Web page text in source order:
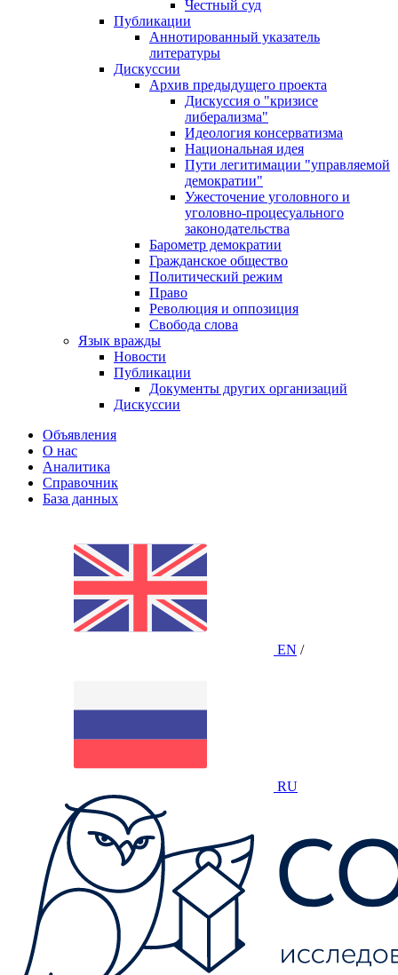
Честный суд
Публикации
Аннотированный указатель
литературы
Дискуссии
Архив предыдущего проекта
Дискуссия о "кризисе
либерализма"
Идеология консерватизма
Национальная идея
Пути легитимации "управляемой
демократии"
Ужесточение уголовного и
уголовно-процесуального
законодательства
Барометр демократии
Гражданское общество
Политический режим
Право
Революция и оппозиция
Свобода слова
Язык вражды
Новости
Публикации
Документы других организаций
Дискуссии
Объявления
О нас
Аналитика
Справочник
База данных
EN /
RU